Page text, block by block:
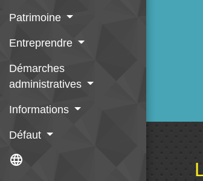
Patrimoine
Entreprendre
Démarches
administratives
Informations
Défaut
language